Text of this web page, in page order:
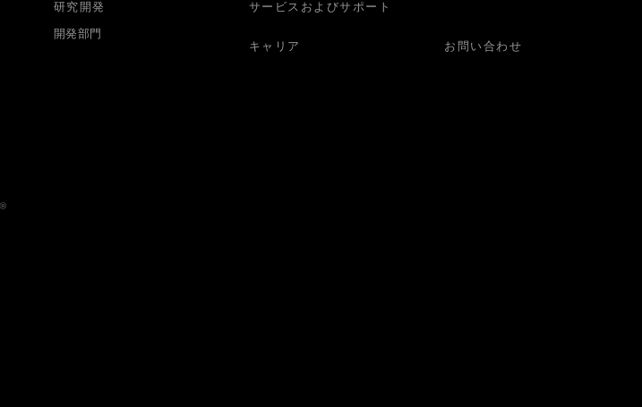
細は、
®
研究開発
開発部門
サービスおよびサポート
キャリア お問い合わせ